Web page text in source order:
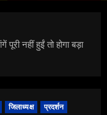
नहीं हुईं तो होगा बड़ा
जिलाध्यक्ष
प्रदर्शन